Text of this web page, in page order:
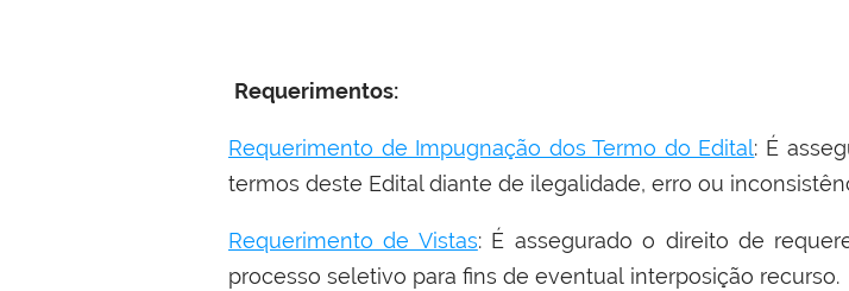
Requerimentos:
Requerimento de Impugnação dos Termo do Edital: É
termos deste Edital diante de ilegalidade, erro ou
Requerimento de Vistas: É assegurado o direito de
processo seletivo para fins de eventual interposição recurso.